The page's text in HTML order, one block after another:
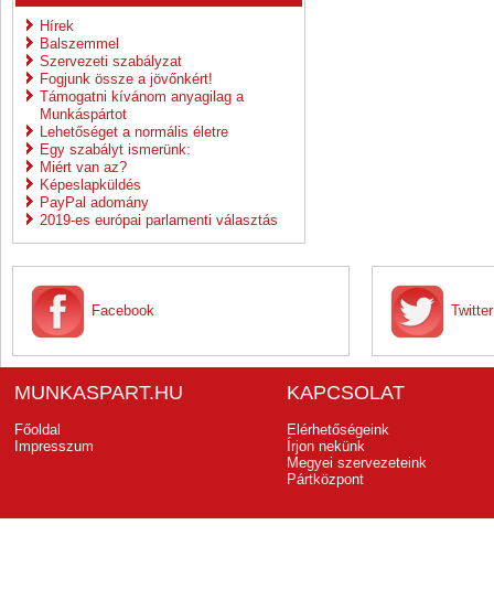
Hírek
Balszemmel
Szervezeti szabályzat
Fogjunk össze a jövőnkért!
Támogatni kívánom anyagilag a
Munkáspártot
Lehetőséget a normális életre
Egy szabályt ismerünk:
Miért van az?
Képeslapküldés
PayPal adomány
2019-es európai parlamenti választás
Facebook Twitter
MUNKASPART.HU
Főoldal
Impresszum
KAPCSOLAT
Elérhetőségeink
Írjon nekünk
Megyei szervezeteink
Pártközpont